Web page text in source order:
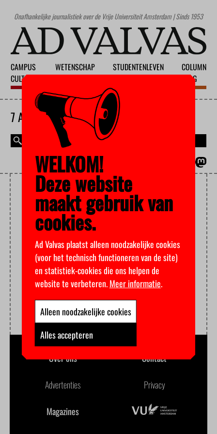
Onafhankelijke journalistiek over de Vrije Universiteit Amsterdam | Sinds 1953
CAMPUS
CULTUUR
WETENSCHAP
STUDENTENLEVEN
COLUMN
BLOG
7 AUGUSTUS 2026
ONDERZOEKSBEURS
Over ons Contact
Advertenties Privacy
Magazines
WELKOM!
Deze website
maakt gebruik van
cookies.
Ad Valvas plaatst alleen noodzakelijke cookies
(voor het technisch functioneren van de site)
en statistiek-cookies die ons helpen de
website te verbeteren.Meer informatie.
Alleen noodzakelijke cookies
Alles accepteren